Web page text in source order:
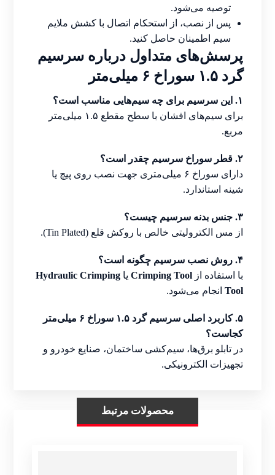
توصیه می‌شود.
پس از نصب، از استحکام اتصال با کشش ملایم
سیم اطمینان حاصل کنید.
پرسش‌های متداول درباره سرسیم
گرد ۱.۵ سوراخ ۶ میلی‌متر
۱. این سرسیم برای چه سیم‌هایی مناسب است؟
برای سیم‌های افشان با سطح مقطع ۱.۵ میلی‌متر
مربع.
۲. قطر سوراخ سرسیم چقدر است؟
دارای سوراخ ۶ میلی‌متری جهت نصب روی پیچ یا
شینه استاندارد.
۳. جنس بدنه سرسیم چیست؟
از مس الکترولیتی خالص با روکش قلع (Tin Plated).
۴. روش نصب سرسیم چگونه است؟
با استفاده ازCrimping Tool یاHydraulic Crimping
Tool انجام می‌شود.
۵. کاربرد اصلی سرسیم گرد ۱.۵ سوراخ ۶ میلی‌متر
کجاست؟
در تابلو برق‌ها، سیم‌کشی ساختمان، صنایع خودرو و
تجهیزات الکترونیکی.
محصولات مرتبط